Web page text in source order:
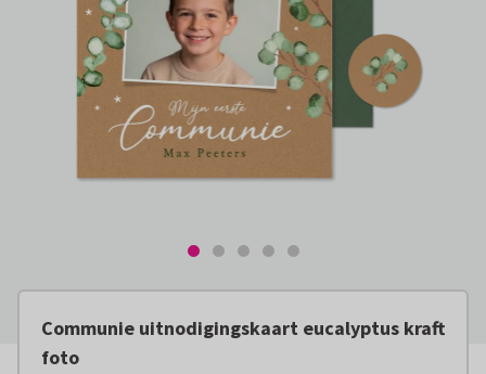
Communie uitnodigingskaart eucalyptus kraft
foto